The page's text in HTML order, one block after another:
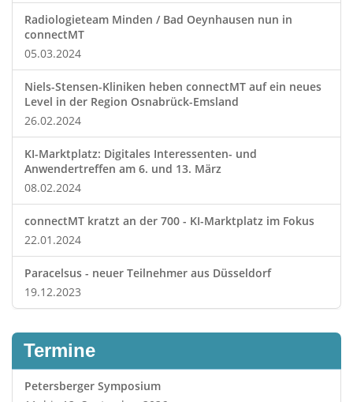
Radiologieteam Minden / Bad Oeynhausen nun in
connectMT
05.03.2024
Niels-Stensen-Kliniken heben connectMT auf ein neues
Level in der Region Osnabrück-Emsland
26.02.2024
KI-Marktplatz: Digitales Interessenten- und
Anwendertreffen am 6. und 13. März
08.02.2024
connectMT kratzt an der 700 - KI-Marktplatz im Fokus
22.01.2024
Paracelsus - neuer Teilnehmer aus Düsseldorf
19.12.2023
Termine
Petersberger Symposium